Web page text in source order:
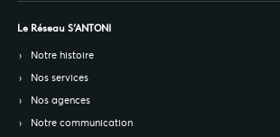
Le Réseau S’ANTONI
Notre histoire
Nos services
Nos agences
Notre communication